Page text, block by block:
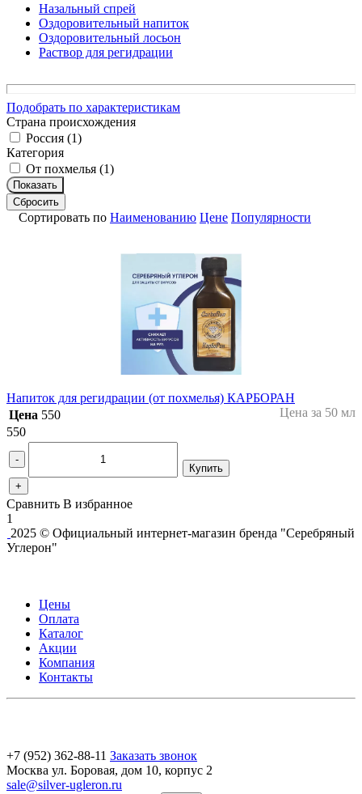
Назальный спрей
Оздоровительный напиток
Оздоровительный лосьон
Раствор для регидрации
Подобрать по характеристикам
Страна происхождения
Россия (1)
Категория
От похмелья (1)
Показать
Сбросить
Сортировать по Наименованию Цене Популярности
Напиток для регидрации (от похмелья) КАРБОРАН
Цена за 50 мл
Цена 550
550
-
+
Купить
Сравнить В избранное
1
2025 © Официальный интернет-магазин бренда "Серебряный
Углерон"
Цены
Оплата
Каталог
Акции
Компания
Контакты
+7 (952) 362-88-11 Заказать звонок
Москва ул. Боровая, дом 10, корпус 2
sale@silver-ugleron.ru